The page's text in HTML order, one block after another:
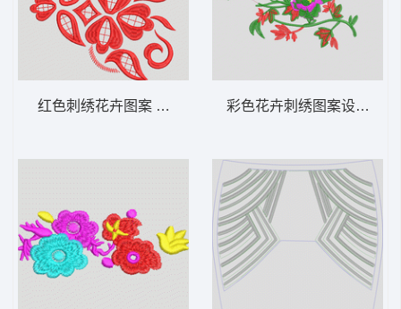
红色刺绣花卉图案 曲线 彩色花卉刺绣图案设计 花朵